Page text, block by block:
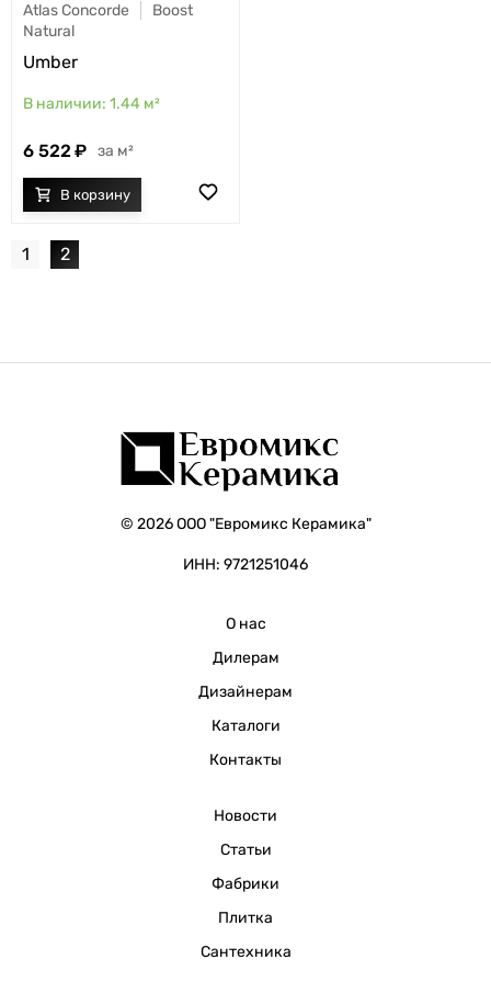
Atlas Concorde
Boost
Natural
Umber
1.44 м²
6 522 м²
1 2
© 2026 ООО "Евромикс Керамика"
ИНН: 9721251046
О нас
Дилерам
Дизайнерам
Каталоги
Контакты
Новости
Статьи
Фабрики
Плитка
Сантехника